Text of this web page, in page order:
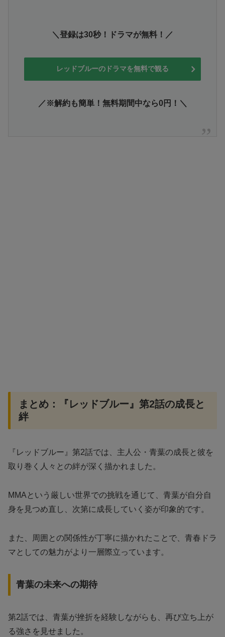
＼登録は30秒！ドラマが無料！／
レッドブルーのドラマを無料で観る
／※解約も簡単！無料期間中なら0円！＼
まとめ：『レッドブルー』第2話の成長と
絆
『レッドブルー』第2話では、主人公・青葉の成長と彼を
取り巻く人々との絆が深く描かれました。
MMAという厳しい世界での挑戦を通じて、青葉が自分自
身を見つめ直し、次第に成長していく姿が印象的です。
また、周囲との関係性が丁寧に描かれたことで、青春ドラ
マとしての魅力がより一層際立っています。
青葉の未来への期待
第2話では、青葉が挫折を経験しながらも、再び立ち上が
る強さを見せました。